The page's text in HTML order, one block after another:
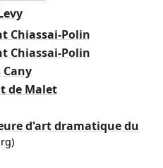
Chiassai-Polin
Chiassai-Polin
de Malet
d'art dramatique du